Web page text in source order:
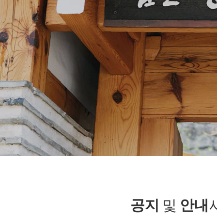
공지 및 안내